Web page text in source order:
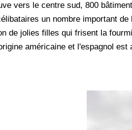
vers le centre sud, 800
un nombre important
de jolies filles qui frisent la
américaine et l'espagnol